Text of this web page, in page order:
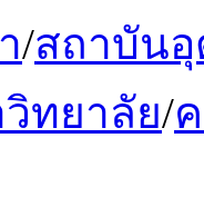
/สถาบัน
ทยาลัย/